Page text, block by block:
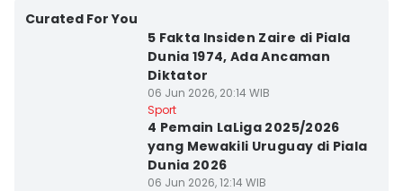
Curated For You
5 Fakta Insiden Zaire di Piala
Dunia 1974, Ada Ancaman
Diktator
06 Jun 2026, 20:14 WIB
Sport
4 Pemain LaLiga 2025/2026
yang Mewakili Uruguay di Piala
Dunia 2026
06 Jun 2026, 12:14 WIB